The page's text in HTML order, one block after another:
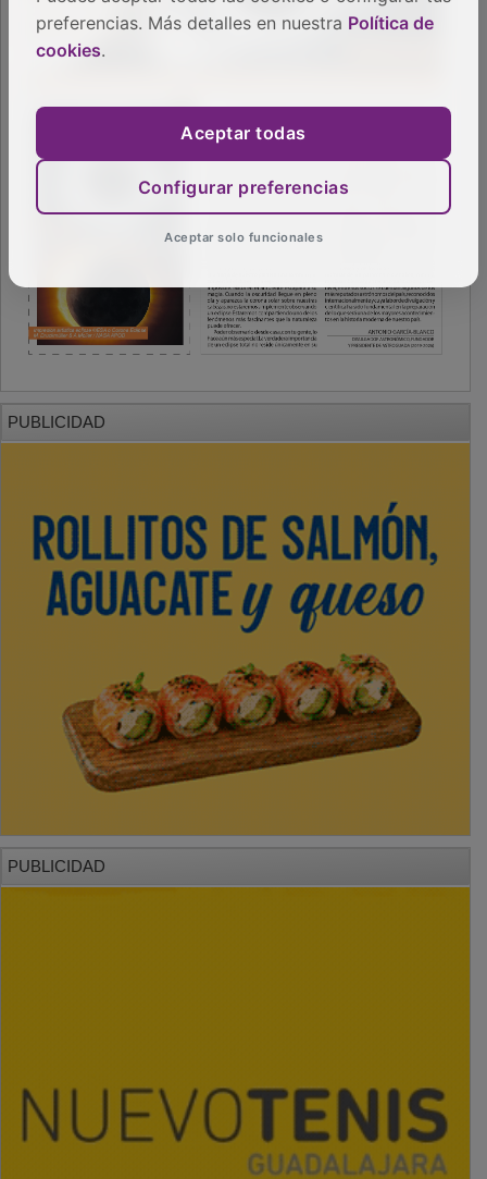
PUBLICIDAD
PUBLICIDAD
preferencias. Más detalles en nuestra Política de
cookies.
Aceptar todas
Configurar preferencias
Aceptar solo funcionales